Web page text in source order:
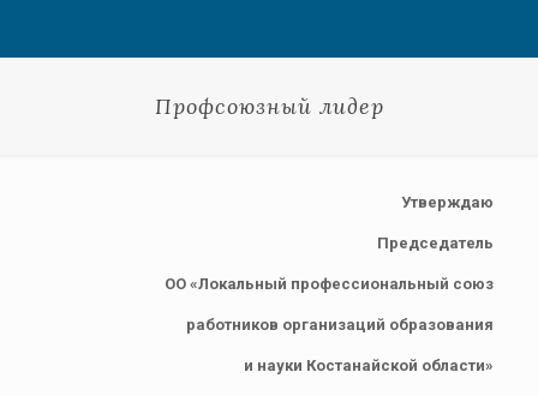
Профсоюзный лидер
Утверждаю
Председатель
ОО «Локальный профессиональный союз
работников организаций образования
и науки Костанайской области»